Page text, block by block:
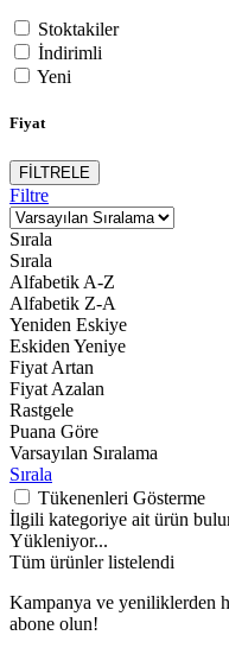
Stoktakiler
İndirimli
Yeni
Fiyat
FİLTRELE
Filtre
Sırala
Sırala
Alfabetik A-Z
Alfabetik Z-A
Yeniden Eskiye
Eskiden Yeniye
Fiyat Artan
Fiyat Azalan
Rastgele
Puana Göre
Varsayılan Sıralama
Sırala
Tükenenleri Gösterme
İlgili kategoriye ait ürün
Yükleniyor...
Tüm ürünler listelendi
Kampanya ve yeniliklerden
abone olun!